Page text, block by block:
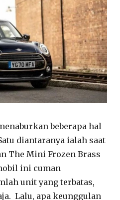
beberapa hal
diantaranya ialah saat
The Mini Frozen Brass
ini cuman
unit yang terbatas,
Lalu, apa keunggulan